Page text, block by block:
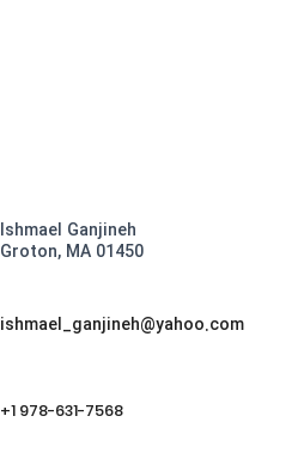
Ishmael Ganjineh
Groton, MA 01450
ishmael_ganjineh@yahoo.com
978-631-7568 1+